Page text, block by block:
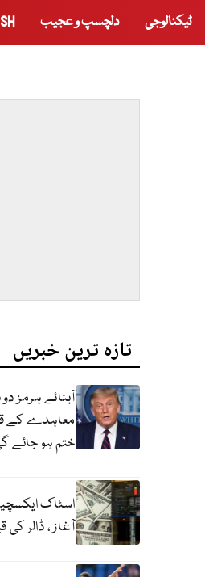
ٹیکنالوجی دلچسپ و عجیب
تازہ ترین خبریں
آبنائے ہرمز
معاہدے کے
ختم ہو جائے
اسٹاک
آغاز ، ڈالر